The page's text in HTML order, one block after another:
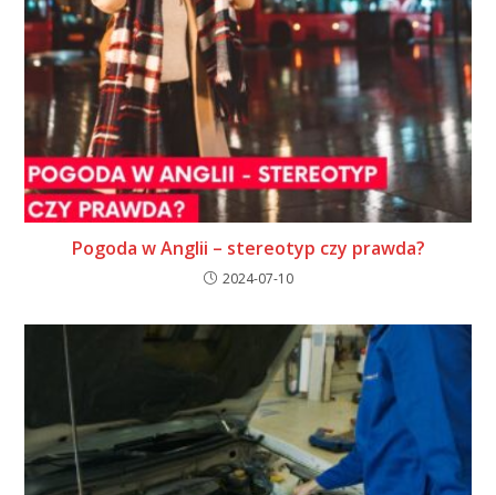
Pogoda w Anglii – stereotyp czy prawda?
2024-07-10